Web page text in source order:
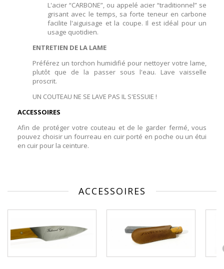
L'acier “CARBONE”, ou appelé acier “traditionnel” se
grisant avec le temps, sa forte teneur en carbone
facilite l'aiguisage et la coupe. Il est idéal pour un
usage quotidien.
ENTRETIEN DE LA LAME
Préférez un torchon humidifié pour nettoyer votre lame,
plutôt que de la passer sous l'eau. Lave vaisselle
proscrit.
UN COUTEAU NE SE LAVE PAS IL S'ESSUIE !
ACCESSOIRES
Afin de protéger votre couteau et de le garder fermé, vous
pouvez choisir un fourreau en cuir porté en poche ou un étui
en cuir pour la ceinture.
ACCESSOIRES